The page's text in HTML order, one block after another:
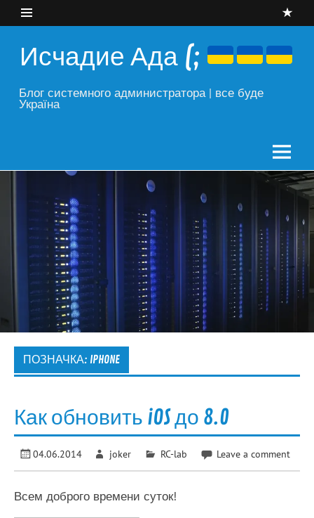
content
Исчадие Ада (;
Блог системного администратора | все буде
Україна
ПОЗНАЧКА: IPHONE
Как обновить iOS до 8.0
04.06.2014 joker RC-lab Leave a comment
Всем доброго времени суток!